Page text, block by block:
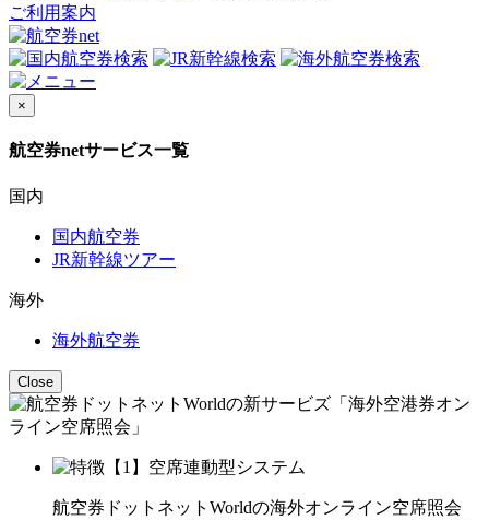
ご利用案内
×
航空券netサービス一覧
国内
国内航空券
JR新幹線ツアー
海外
海外航空券
Close
航空券ドットネットWorldの海外オンライン空席照会